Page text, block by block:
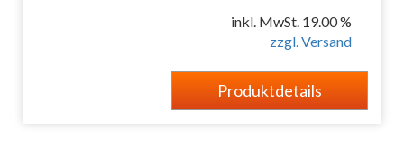
inkl. MwSt. 19.00 %
zzgl. Versand
Produktdetails